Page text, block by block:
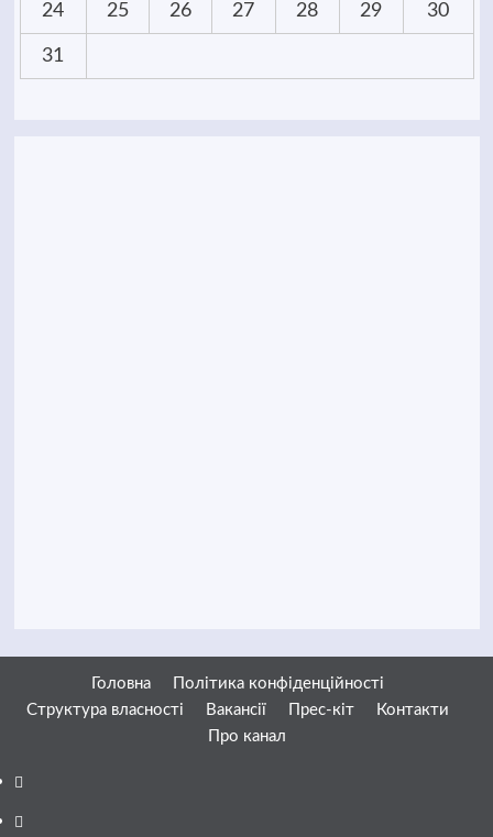
24 25 26 27 28 29 30
31
Головна
Політика конфіденційності
Структура власності
Вакансії Прес-кіт
Контакти
Про канал
Facebook
YouTube